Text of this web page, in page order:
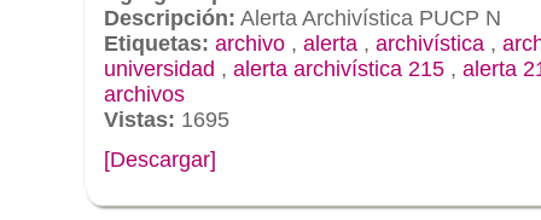
Descripción: Alerta Archivística PUCP N
Etiquetas: archivo , alerta , archivística ,
universidad , alerta archivística 215 , alerta
archivos
Vistas: 1695
[Descargar]